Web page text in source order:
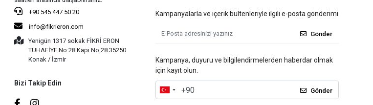
+90 545 447 50 20
info@fikrieron.com
Yenigün 1317 sokak FİKRİ ERON
TUHAFİYE No:28 Kapı No:28 35250
Konak / İzmir
Bizi Takip Edin
Kampanyalarla ve içerik bültenleriyle ilgili e-posta gönderimi
Gönder
Kampanya, duyuru ve bilgilendirmelerden haberdar olmak
için kayıt olun.
Gönder